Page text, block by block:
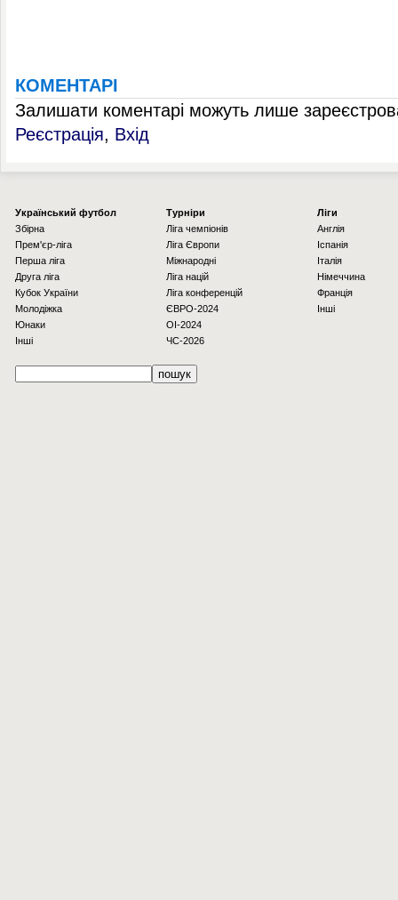
КОМЕНТАРІ
Залишати коментарі можуть лише
Реєстрація, Вхід
Українcький футбол
Збірна
Прем'єр-ліга
Перша ліга
Друга ліга
Кубок України
Молодіжка
Юнаки
Інші
Турніри
Ліга чемпіонів
Ліга Європи
Міжнародні
Ліга націй
Ліга конференцій
ЄВРО-2024
OI-2024
ЧС-2026
Ліги
Англія
Іспанія
Італія
Німеччина
Франція
Інші